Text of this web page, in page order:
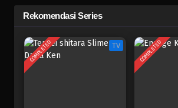
Rekomendasi Series
COMPLETED TV COMPLETED